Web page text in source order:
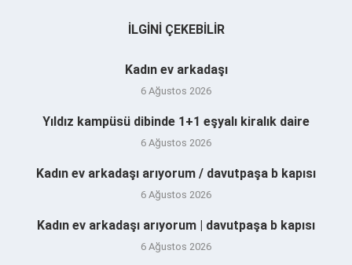
İLGINI ÇEKEBILIR
Kadın ev arkadaşı
6 Ağustos 2026
Yıldız kampüsü dibinde 1+1 eşyalı kiralık daire
6 Ağustos 2026
Kadın ev arkadaşı arıyorum / davutpaşa b kapısı
6 Ağustos 2026
Kadın ev arkadaşı arıyorum | davutpaşa b kapısı
6 Ağustos 2026